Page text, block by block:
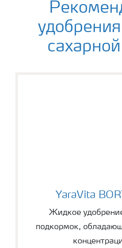
YaraVita BORTRAC
YaraVita
Жидкое
подкормок,